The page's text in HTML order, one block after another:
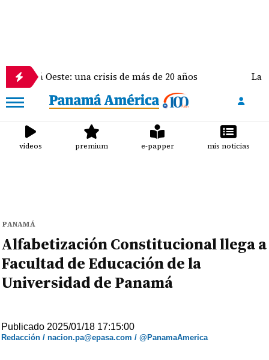
una crisis de más de 20 años La
videos premium e-papper mis noticias
PANAMÁ
Alfabetización Constitucional llega a
Facultad de Educación de la
Universidad de Panamá
Publicado 2025/01/18 17:15:00
Redacción / nacion.pa@epasa.com / @PanamaAmerica